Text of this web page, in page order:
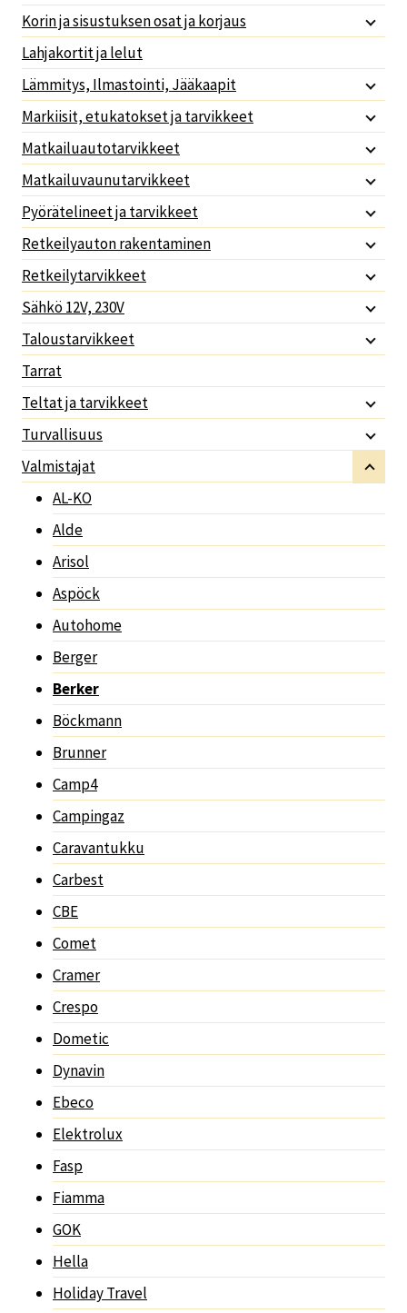
Korin ja sisustuksen osat ja korjaus
Lahjakortit ja lelut
Lämmitys, Ilmastointi, Jääkaapit
Markiisit, etukatokset ja tarvikkeet
Matkailuautotarvikkeet
Matkailuvaunutarvikkeet
Pyörätelineet ja tarvikkeet
Retkeilyauton rakentaminen
Retkeilytarvikkeet
Sähkö 12V, 230V
Taloustarvikkeet
Tarrat
Teltat ja tarvikkeet
Turvallisuus
Valmistajat
AL-KO
Alde
Arisol
Aspöck
Autohome
Berger
Berker
Böckmann
Brunner
Camp4
Campingaz
Caravantukku
Carbest
CBE
Comet
Cramer
Crespo
Dometic
Dynavin
Ebeco
Elektrolux
Fasp
Fiamma
GOK
Hella
Holiday Travel